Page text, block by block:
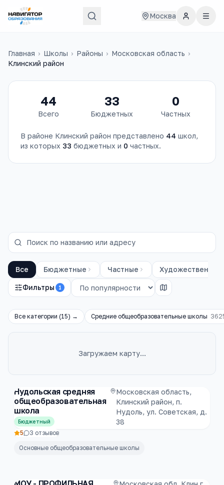
Москва
Главная › Школы › Районы › Московская область ›
Клинский район
44
Всего
33
Бюджетных
0
Частных
В районе Клинский район представлено 44 школ,
из которых 33 бюджетных и 0 частных.
Все Бюджетные Частные Художественные
Фильтры 1
Все категории (15) → Средние общеобразовательные школы
Загружаем карту…
Нудольская средняя
общеобразовательная
школа
Бюджетный
Московская область,
Клинский район, п.
Нудоль, ул. Советская, д.
38
5 3 отзывов
Основные общеобразовательные школы